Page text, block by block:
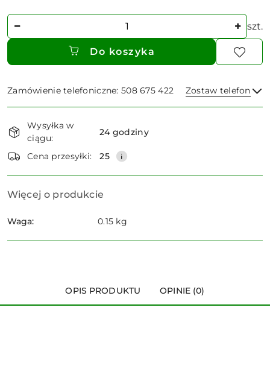
Ilość szt.
Do koszyka
Zamówienie telefoniczne: 508 675 422 Zostaw telefon
i
dostawa
Wysyłka w
ciągu:
24 godziny
Cena przesyłki: 25
Więcej o produkcie
Waga: 0.15 kg
OPIS PRODUKTU OPINIE (0)